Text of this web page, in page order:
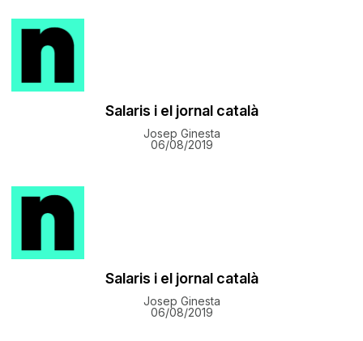
​Salaris i el jornal català
Josep Ginesta
06/08/2019
​Salaris i el jornal català
Josep Ginesta
06/08/2019